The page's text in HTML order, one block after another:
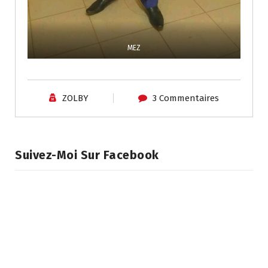
MEZ
ZOLBY 3 Commentaires
Suivez-Moi Sur Facebook